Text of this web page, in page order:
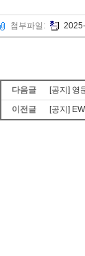
첨부파일:
다음글
[공지] 영
이전글
[공지]